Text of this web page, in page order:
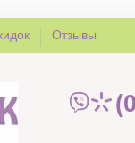
Отзывы